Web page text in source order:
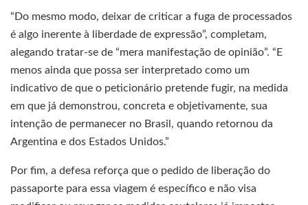
“Do mesmo modo, deixar de criticar a fuga de processados
é algo inerente à liberdade de expressão”, completam,
alegando tratar-se de “mera manifestação de opinião”. “E
menos ainda que possa ser interpretado como um
indicativo de que o peticionário pretende fugir, na medida
em que já demonstrou, concreta e objetivamente, sua
intenção de permanecer no Brasil, quando retornou da
Argentina e dos Estados Unidos.”
Por fim, a defesa reforça que o pedido de liberação do
passaporte para essa viagem é específico e não visa